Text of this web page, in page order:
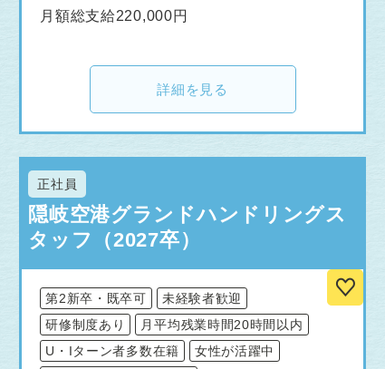
月額総支給220,000円
詳細を見る
正社員
隠岐空港グランドハンドリングス
タッフ（2027卒）
第2新卒・既卒可
未経験者歓迎
研修制度あり
月平均残業時間20時間以内
U・Iターン者多数在籍
女性が活躍中